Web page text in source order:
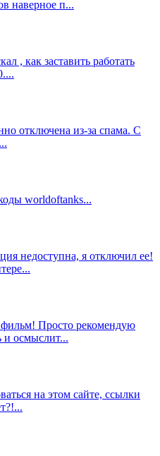
наверное п...
, как заставить работать
отключена из-за спама. С
worldoftanks...
недоступна, я отключил ее!
Просто рекомендую
и осмыслит...
на этом сайте, ссылки